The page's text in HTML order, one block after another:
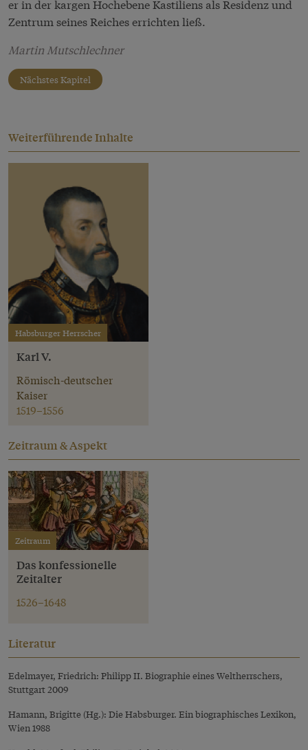
er in der kargen Hochebene Kastiliens als Residenz und
Zentrum seines Reiches errichten ließ.
Martin Mutschlechner
Nächstes Kapitel
Weiterführende Inhalte
Habsburger Herrscher
Karl V.
Römisch-deutscher
Kaiser
1519–1556
Zeitraum & Aspekt
Zeitraum
Das konfessionelle
Zeitalter
1526–1648
Literatur
Edelmayer, Friedrich: Philipp II. Biographie eines Weltherrschers,
Stuttgart 2009
Hamann, Brigitte (Hg.): Die Habsburger. Ein biographisches Lexikon,
Wien 1988